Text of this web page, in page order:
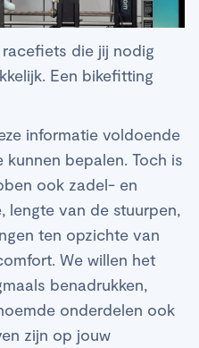
die jij nodig
Een bikefitting
informatie voldoende
bepalen. Toch is
ook zadel- en
lengte van de stuurpen,
ten opzichte van
We willen het
benadrukken,
onderdelen ook
zijn op jouw